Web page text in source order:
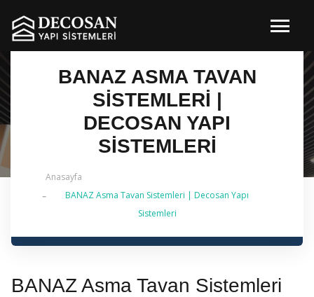
BANAZ ASMA TAVAN
SISTEMLERI |
DECOSAN YAPI
SISTEMLERI
Anasayfa
BANAZ Asma Tavan Sistemleri | Decosan Yapı
Sistemleri
✔ 2026 Güncel — İstanbul Genelinde Metal Asma
BANAZ Asma Tavan Sistemleri